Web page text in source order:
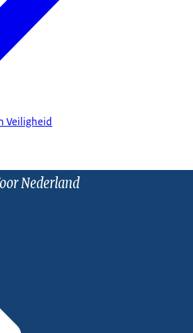
Veiligheid
Nederland